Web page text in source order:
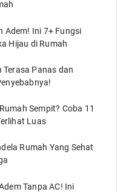
Adem! Ini 7+ Fungsi
Hijau di Rumah
Terasa Panas dan
Sempit? Coba 11
Luas
Rumah Yang Sehat
Tanpa AC! Ini